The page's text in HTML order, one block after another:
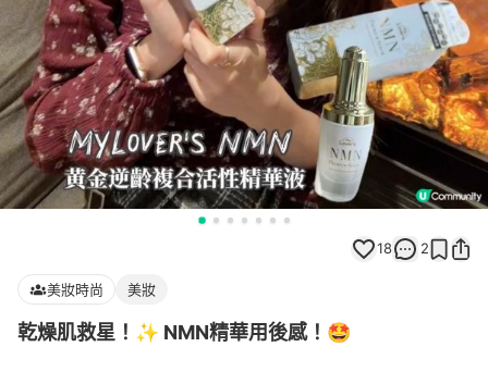
18 2
美妝時尚 美妝
乾燥肌救星！✨ NMN精華用後感！🤩